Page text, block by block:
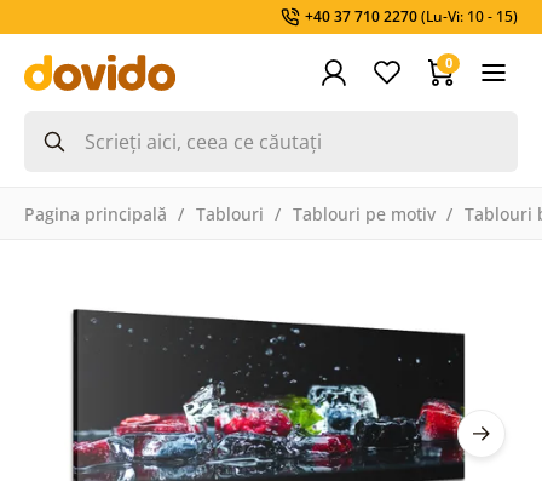
+40 37 710 2270(Lu-Vi: 10 - 15)
0
Pagina principală Tablouri Tablouri pe motiv Tablouri